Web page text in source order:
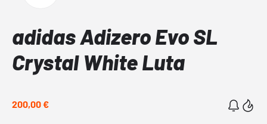
adidas Adizero Evo SL
Crystal White Luta
200,00 €